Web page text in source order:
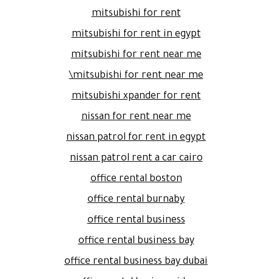
mitsubishi for rent
mitsubishi for rent in egypt
mitsubishi for rent near me
mitsubishi for rent near me\
mitsubishi xpander for rent
nissan for rent near me
nissan patrol for rent in egypt
nissan patrol rent a car cairo
office rental boston
office rental burnaby
office rental business
office rental business bay
office rental business bay dubai